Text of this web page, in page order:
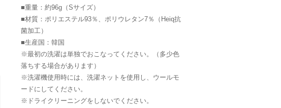
■重量：約96g（Sサイズ）
■材質：ポリエステル93％、ポリウレタン7％（Heiq抗
菌加工）
■生産国：韓国
※最初の洗濯は単独でおこなってください。（多少色
落ちする場合があります）
※洗濯機使用時には、洗濯ネットを使用し、ウールモ
ードにしてください。
※ドライクリーニングをしないでください。